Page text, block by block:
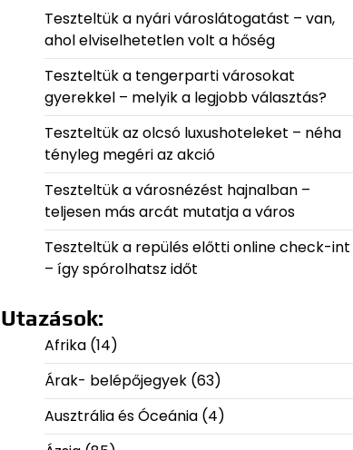
Teszteltük a nyári városlátogatást – van,
ahol elviselhetetlen volt a hőség
Teszteltük a tengerparti városokat
gyerekkel – melyik a legjobb választás?
Teszteltük az olcsó luxushoteleket – néha
tényleg megéri az akció
Teszteltük a városnézést hajnalban –
teljesen más arcát mutatja a város
Teszteltük a repülés előtti online check-int
– így spórolhatsz időt
Utazások:
Afrika(14)
Árak- belépőjegyek(63)
Ausztrália és Óceánia(4)